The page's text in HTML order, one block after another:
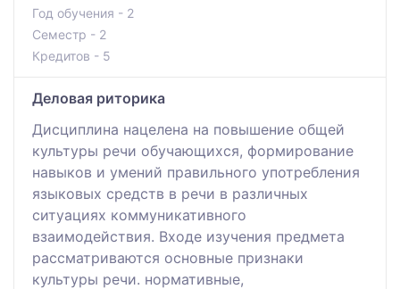
Год обучения - 2
Семестр - 2
Кредитов - 5
Деловая риторика
Дисциплина нацелена на повышение общей
культуры речи обучающихся, формирование
навыков и умений правильного употребления
языковых средств в речи в различных
ситуациях коммуникативного
взаимодействия. Входе изучения предмета
рассматриваются основные признаки
культуры речи. нормативные,